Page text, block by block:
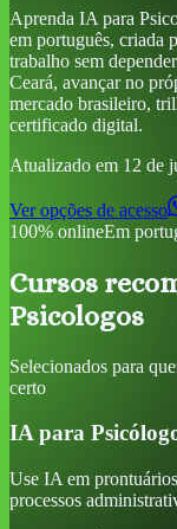
Aprenda IA para
em português, criada
trabalho sem
Ceará, avançar no
mercado brasileiro,
certificado digital.
Atualizado em 12 de
Ver opções de acesso
100% onlineEm
Cursos
Psicologos
Selecionados para
certo
IA para
Use IA em
processos